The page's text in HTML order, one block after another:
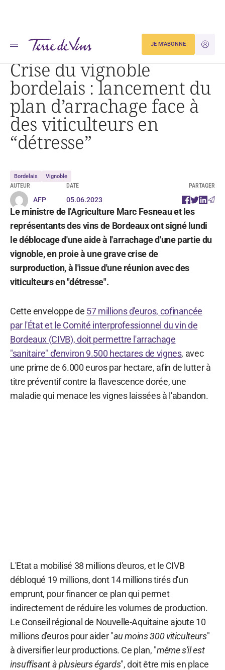
JE
JE M'ABONNE
Accueil
Actualités
Crise du vignoble bordelais : lancement du plan d’arrachage face à des viticulteurs en
« détresse »
Crise du vignoble
bordelais : lancement du
plan d’arrachage face à
des viticulteurs en
“détresse”
Bordelais Vignoble
AUTEUR
AFP
DATE
05.06.2023
PARTAGER
Le ministre de l'Agriculture Marc Fesneau et les
représentants des vins de Bordeaux ont signé lundi
le déblocage d'une aide à l'arrachage d'une partie du
vignoble, en proie à une grave crise de
surproduction, à l'issue d'une réunion avec des
viticulteurs en "détresse".
Cette enveloppe de 57 millions d'euros, cofinancée
par l'État et le Comité interprofessionnel du vin de
Bordeaux (CIVB), doit permettre l'arrachage
"sanitaire" d'environ 9.500 hectares de vignes, avec
une prime de 6.000 euros par hectare, afin de lutter à
titre préventif contre la flavescence dorée, une
maladie qui menace les vignes laissées à l'abandon.
L'Etat a mobilisé 38 millions d'euros, et le CIVB
débloqué 19 millions, dont 14 millions tirés d'un
emprunt, pour financer ce plan qui permet
indirectement de réduire les volumes de production.
Le Conseil régional de Nouvelle-Aquitaine ajoute 10
millions d'euros pour aider "au moins 300 viticulteurs"
à diversifier leur productions. Ce plan, "même s'il est
insuffisant à plusieurs égards", doit être mis en place